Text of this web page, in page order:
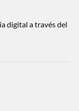
digital a través del